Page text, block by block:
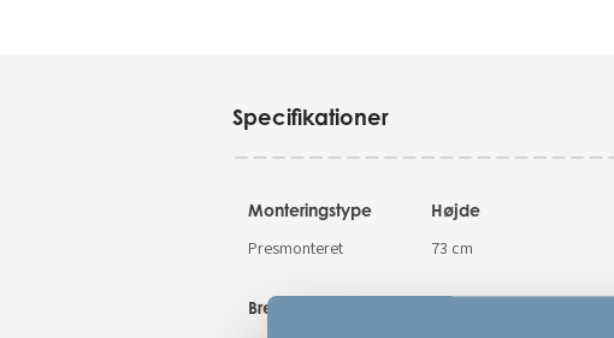
Specifikationer
Monteringstype
Presmonteret
Højde
73 cm
Bredde